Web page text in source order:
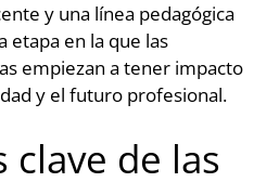
y una línea pedagógica
etapa en la que las
empiezan a tener impacto
y el futuro profesional.
clave de las